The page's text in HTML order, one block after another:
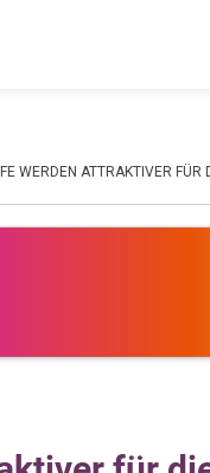
WERDEN ATTRAKTIVER FÜR